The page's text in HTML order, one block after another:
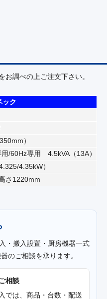
調べの上ご注文下さい。
ック
）
/60Hz専用 4.5kVA（13A）
4.35kW）
さ1220mm
・搬入設置・厨房機器一式
のご相談を承ります。
相談
では、商品・台数・配送